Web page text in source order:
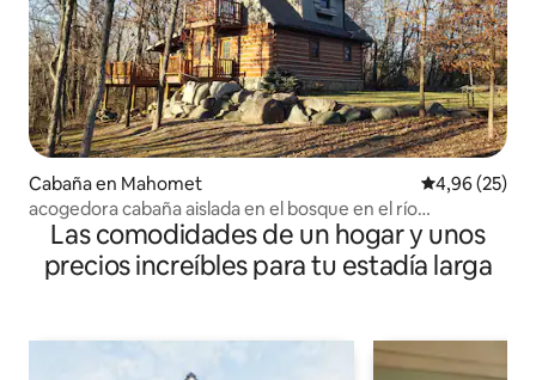
Cabaña en Mahomet Calificación
4,96 (25)
acogedora cabaña aislada en el bosque en el río
Sangamon
Las comodidades de un hogar y unos
precios increíbles para tu estadía larga